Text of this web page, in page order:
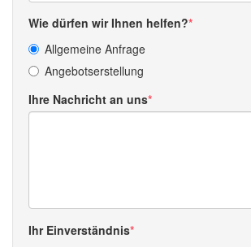
Wie dürfen wir Ihnen helfen?
Allgemeine Anfrage
Angebotserstellung
Ihre Nachricht an uns
Ihr Einverständnis